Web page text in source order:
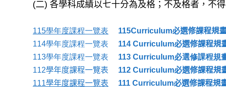
(二) 各學科成績以七十分為及格；不及格者，不
115學年度課程一覽表 115Curriculum必選修課程規
114學年度課程一覽表
114Curriculum必選修課程規
113學年度課程一覽表
113Curriculum必選修課程規
112學年度課程一覽表
112Curriculum必選修課程規
111學年度課程一覽表
111Curriculum必選修課程規